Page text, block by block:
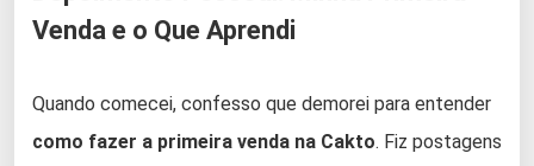
Venda e o Que Aprendi
Quando comecei, confesso que demorei para entender
como fazer a primeira venda na Cakto. Fiz postagens